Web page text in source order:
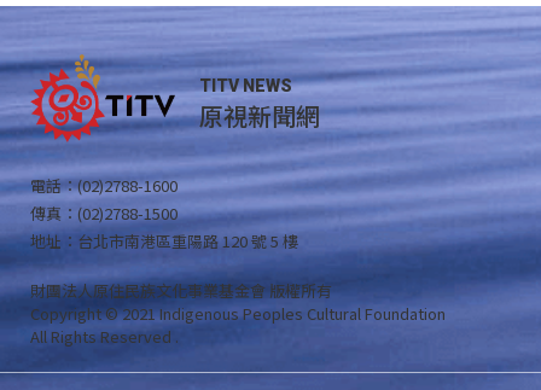
TITV NEWS
原視新聞網
電話：(02)2788-1600
傳真：(02)2788-1500
地址：台北市南港區重陽路 120 號 5 樓
財團法人原住民族文化事業基金會 版權所有
Copyright © 2021 Indigenous Peoples Cultural Foundation
All Rights Reserved .